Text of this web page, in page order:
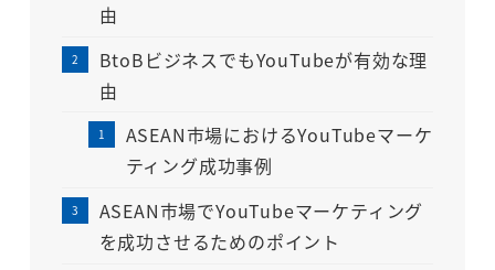
由
BtoBビジネスでもYouTubeが有効な理
由
ASEAN市場におけるYouTubeマーケ
ティング成功事例
ASEAN市場でYouTubeマーケティング
を成功させるためのポイント